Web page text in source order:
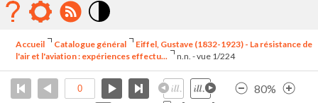
élévé
Accueil Catalogue général
Eiffel, Gustave (1832-1923) - La résistance de
l'air et l'aviation : expériences effectu...
n.n. - vue 1/224
80%